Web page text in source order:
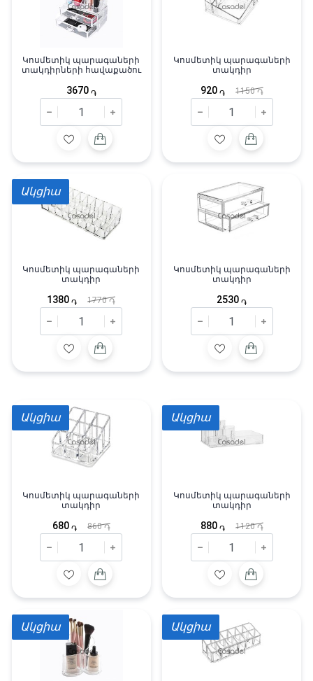
Կոսմետիկ պարագաների
տակդիրների հավաքածու
3670 ֏
Կոսմետիկ պարագաների
տակդիր
920 ֏ 1150֏
Կոսմետիկ պարագաների
տակդիր
1380֏ 1770֏
Ակցիա
Կոսմետիկ պարագաների
տակդիր
2530 ֏
Կոսմետիկ պարագաների
տակդիր
680 ֏ 860֏
Ակցիա
Կոսմետիկ պարագաների
տակդիր
880 ֏ 1120֏
Ակցիա
Ակցիա Ակցիա